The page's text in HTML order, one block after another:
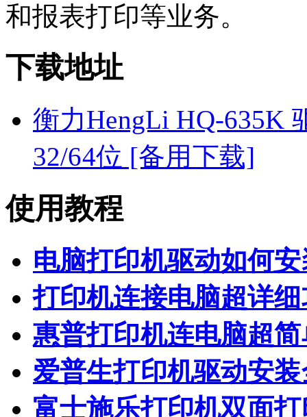
和报表打印等业务。
下载地址
衡力HengLi HQ-635K
32/64位 [备用下载]
使用教程
电脑打印机驱动如何
打印机连接电脑超详
惠普打印机连电脑超
爱普生打印机驱动安
富士施乐打印机双面